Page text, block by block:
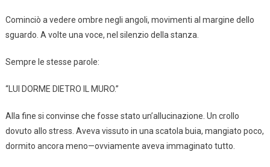
Cominciò a vedere ombre negli angoli, movimenti al margine dello
sguardo. A volte una voce, nel silenzio della stanza.
Sempre le stesse parole:
“LUI DORME DIETRO IL MURO.”
Alla fine si convinse che fosse stato un’allucinazione. Un crollo
dovuto allo stress. Aveva vissuto in una scatola buia, mangiato poco,
dormito ancora meno—ovviamente aveva immaginato tutto.